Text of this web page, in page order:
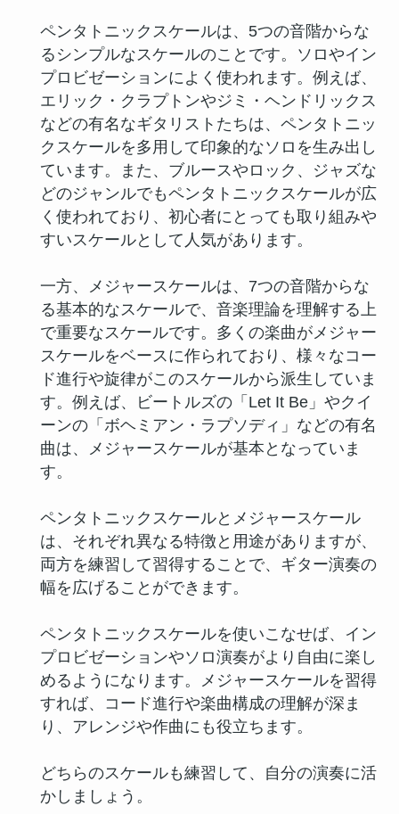
ペンタトニックスケールは、5つの音階からな
るシンプルなスケールのことです。ソロやイン
プロビゼーションによく使われます。例えば、
エリック・クラプトンやジミ・ヘンドリックス
などの有名なギタリストたちは、ペンタトニッ
クスケールを多用して印象的なソロを生み出し
ています。また、ブルースやロック、ジャズな
どのジャンルでもペンタトニックスケールが広
く使われており、初心者にとっても取り組みや
すいスケールとして人気があります。
一方、メジャースケールは、7つの音階からな
る基本的なスケールで、音楽理論を理解する上
で重要なスケールです。多くの楽曲がメジャー
スケールをベースに作られており、様々なコー
ド進行や旋律がこのスケールから派生していま
す。例えば、ビートルズの「Let It Be」やクイ
ーンの「ボヘミアン・ラプソディ」などの有名
曲は、メジャースケールが基本となっていま
す。
ペンタトニックスケールとメジャースケール
は、それぞれ異なる特徴と用途がありますが、
両方を練習して習得することで、ギター演奏の
幅を広げることができます。
ペンタトニックスケールを使いこなせば、イン
プロビゼーションやソロ演奏がより自由に楽し
めるようになります。メジャースケールを習得
すれば、コード進行や楽曲構成の理解が深ま
り、アレンジや作曲にも役立ちます。
どちらのスケールも練習して、自分の演奏に活
かしましょう。